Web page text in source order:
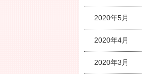
2020年5月
2020年4月
2020年3月